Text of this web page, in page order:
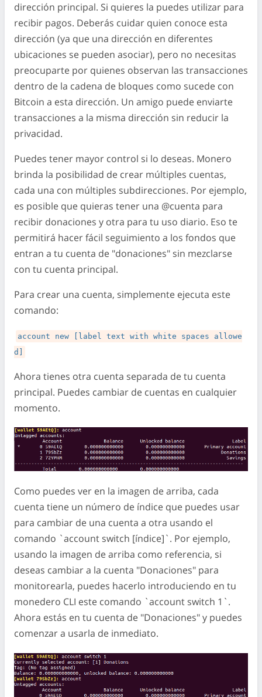
dirección principal. Si quieres la puedes utilizar para
recibir pagos. Deberás cuidar quien conoce esta
dirección (ya que una dirección en diferentes
ubicaciones se pueden asociar), pero no necesitas
preocuparte por quienes observan las transacciones
dentro de la cadena de bloques como sucede con
Bitcoin a esta dirección. Un amigo puede enviarte
transacciones a la misma dirección sin reducir la
privacidad.
Puedes tener mayor control si lo deseas. Monero
brinda la posibilidad de crear múltiples cuentas,
cada una con múltiples subdirecciones. Por ejemplo,
es posible que quieras tener una @cuenta para
recibir donaciones y otra para tu uso diario. Eso te
permitirá hacer fácil seguimiento a los fondos que
entran a tu cuenta de "donaciones" sin mezclarse
con tu cuenta principal.
Para crear una cuenta, simplemente ejecuta este
comando:
account new [label text with white spaces allowe
d]
Ahora tienes otra cuenta separada de tu cuenta
principal. Puedes cambiar de cuentas en cualquier
momento.
Como puedes ver en la imagen de arriba, cada
cuenta tiene un número de índice que puedes usar
para cambiar de una cuenta a otra usando el
comando `account switch [índice]`. Por ejemplo,
usando la imagen de arriba como referencia, si
deseas cambiar a la cuenta "Donaciones" para
monitorearla, puedes hacerlo introduciendo en tu
monedero CLI este comando `account switch 1`.
Ahora estás en tu cuenta de "Donaciones" y puedes
comenzar a usarla de inmediato.